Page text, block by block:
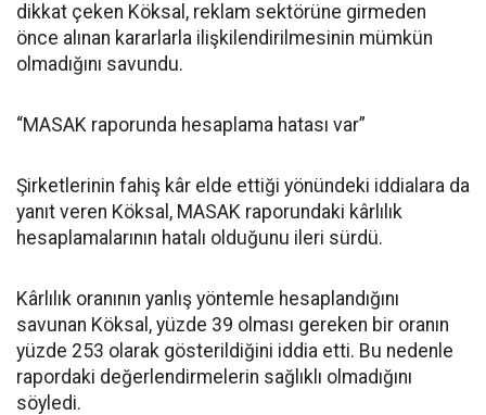
dikkat çeken Köksal, reklam sektörüne girmeden
önce alınan kararlarla ilişkilendirilmesinin mümkün
olmadığını savundu.
“MASAK raporunda hesaplama hatası var”
Şirketlerinin fahiş kâr elde ettiği yönündeki iddialara da
yanıt veren Köksal, MASAK raporundaki kârlılık
hesaplamalarının hatalı olduğunu ileri sürdü.
Kârlılık oranının yanlış yöntemle hesaplandığını
savunan Köksal, yüzde 39 olması gereken bir oranın
yüzde 253 olarak gösterildiğini iddia etti. Bu nedenle
rapordaki değerlendirmelerin sağlıklı olmadığını
söyledi.